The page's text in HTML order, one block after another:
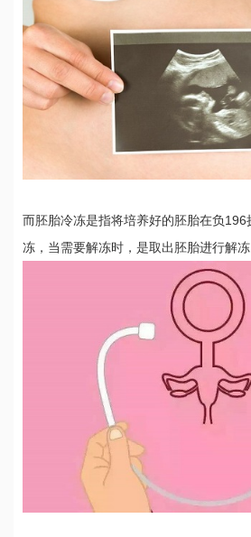
而胚胎冷冻是指将培养好的胚胎在负
冻，当需要解冻时，是取出胚胎进行解冻